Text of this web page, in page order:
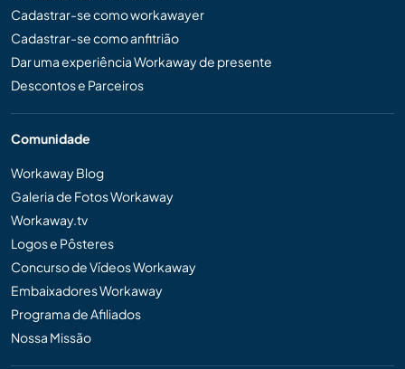
Cadastrar-se como workawayer
Cadastrar-se como anfitrião
Dar uma experiência Workaway de presente
Descontos e Parceiros
Comunidade
Workaway Blog
Galeria de Fotos Workaway
Workaway.tv
Logos e Pôsteres
Concurso de Vídeos Workaway
Embaixadores Workaway
Programa de Afiliados
Nossa Missão